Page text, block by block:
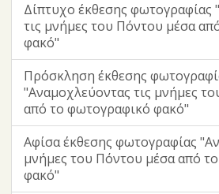
Δίπτυχο έκθεσης φωτογραφίας
τις μνήμες του Πόντου μέσα
φακό"
Πρόσκληση έκθεσης
"Αναμοχλεύοντας τις μνήμες
από το φωτογραφικό φακό"
Αφίσα έκθεσης φωτογραφίας
μνήμες του Πόντου μέσα από
φακό"